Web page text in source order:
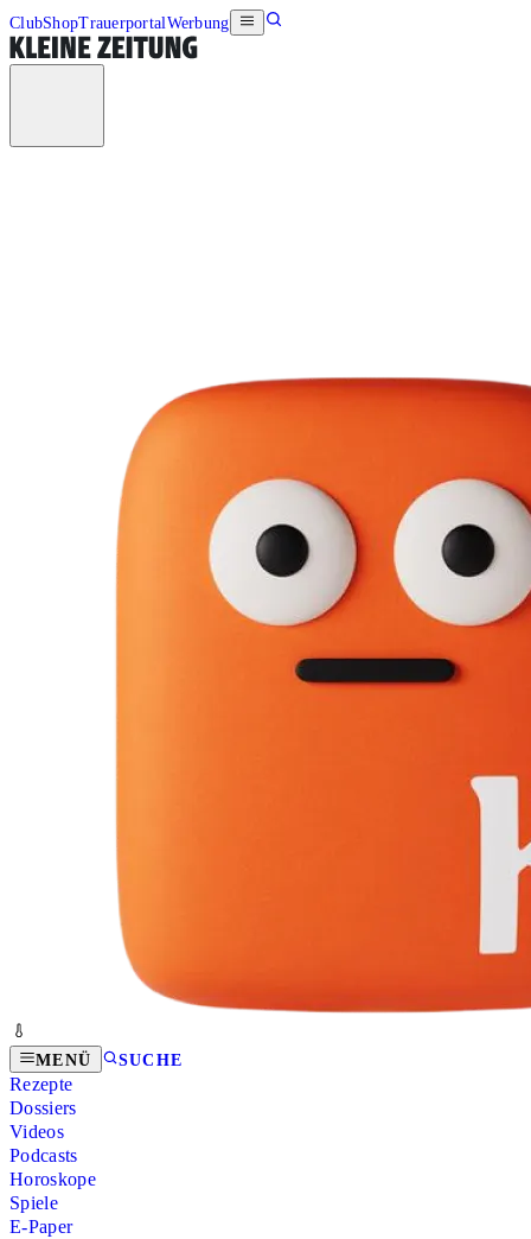
ClubShopTrauerportalWerbung
MENÜ SUCHE
Rezepte
Dossiers
Videos
Podcasts
Horoskope
Spiele
E-Paper